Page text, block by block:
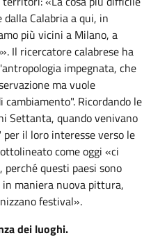
Calabria a qui, in
più vicini a Milano, a
Il ricercatore calabrese ha
impegnata, che
ma vuole
Ricordando le
Settanta, quando venivano
il loro interesse verso le
come oggi «ci
questi paesi sono
maniera nuova pittura,
festival».
dei luoghi.